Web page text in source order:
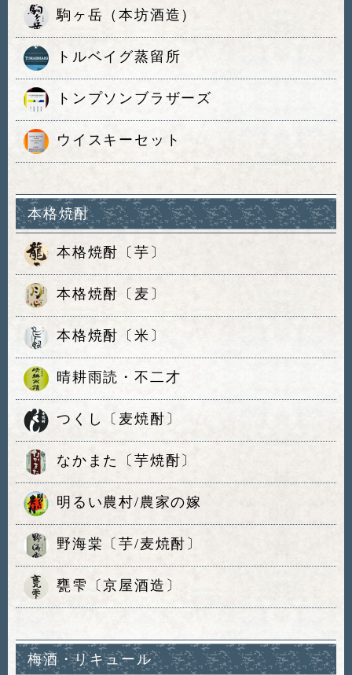
駒ヶ岳（本坊酒造）
トルベイグ蒸留所
トンプソンブラザーズ
ウイスキーセット
本格焼酎
本格焼酎〔芋〕
本格焼酎〔麦〕
本格焼酎〔米〕
晴耕雨読・不二才
つくし〔麦焼酎〕
なかまた〔芋焼酎〕
明るい農村/農家の嫁
野海棠〔芋/麦焼酎〕
甕雫〔京屋酒造〕
梅酒・リキュール